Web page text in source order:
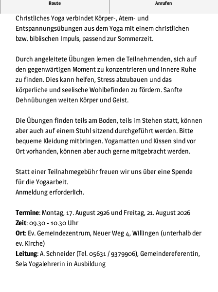
Route Anrufen
Für Neugierige und Geübte
Christliches Yoga verbindet Körper-, Atem- und
Entspannungsübungen aus dem Yoga mit einem christlichen
bzw. biblischen Impuls, passend zur Sommerzeit.
Durch angeleitete Übungen lernen die Teilnehmenden, sich auf
den gegenwärtigen Moment zu konzentrieren und innere Ruhe
zu finden. Dies kann helfen, Stress abzubauen und das
körperliche und seelische Wohlbefinden zu fördern. Sanfte
Dehnübungen weiten Körper und Geist.
Die Übungen finden teils am Boden, teils im Stehen statt, können
aber auch auf einem Stuhl sitzend durchgeführt werden. Bitte
bequeme Kleidung mitbringen. Yogamatten und Kissen sind vor
Ort vorhanden, können aber auch gerne mitgebracht werden.
Statt einer Teilnahmegebühr freuen wir uns über eine Spende
für die Yogaarbeit.
Anmeldung erforderlich.
Termine: Montag, 17. August 2926 und Freitag, 21. August 2026
Zeit: 09.30 - 10.30 Uhr
Ort: Ev. Gemeindezentrum, Neuer Weg 4, Willingen (unterhalb der
ev. Kirche)
Leitung: A. Schneider (Tel. 05631 / 9379906), Gemeindereferentin,
Sela Yogalehrerin in Ausbildung